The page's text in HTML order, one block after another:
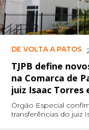
DE VOLTA A PATOS
TJPB define
na Comarca de
juiz Isaac Torres
Joseanne e
Órgão Especial
transferências do juiz